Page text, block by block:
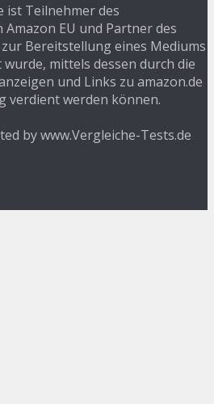
ist Teilnehmer des
EU und Partner des
Bereitstellung eines Mediums
mittels dessen durch die
und Links zu amazon.de
verdient werden können.
by www.Vergleiche-Tests.de